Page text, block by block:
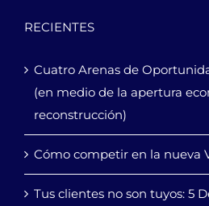
RECIENTES
Cuatro Arenas de
(en medio de la apertura
reconstrucción)
Cómo competir en la nueva
Tus clientes no son tuyos: 5